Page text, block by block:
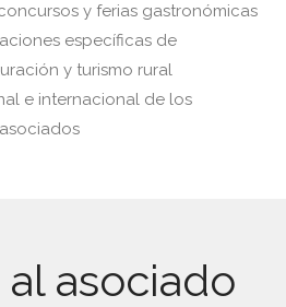
y ferias gastronómicas
específicas de
y turismo rural
e internacional de los
asociado